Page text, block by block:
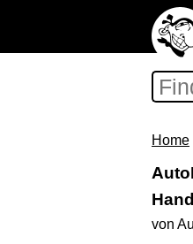
Home
von